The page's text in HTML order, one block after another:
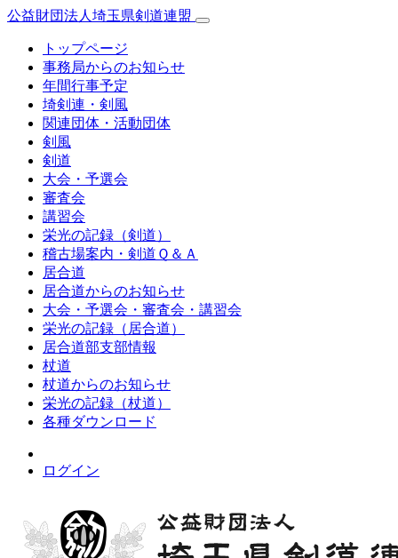
公益財団法人埼玉県剣道連盟
トップページ
事務局からのお知らせ
年間行事予定
埼剣連・剣風
関連団体・活動団体
剣風
剣道
大会・予選会
審査会
講習会
栄光の記録（剣道）
稽古場案内・剣道Ｑ＆Ａ
居合道
居合道からのお知らせ
大会・予選会・審査会・講習会
栄光の記録（居合道）
居合道部支部情報
杖道
杖道からのお知らせ
栄光の記録（杖道）
各種ダウンロード
ログイン